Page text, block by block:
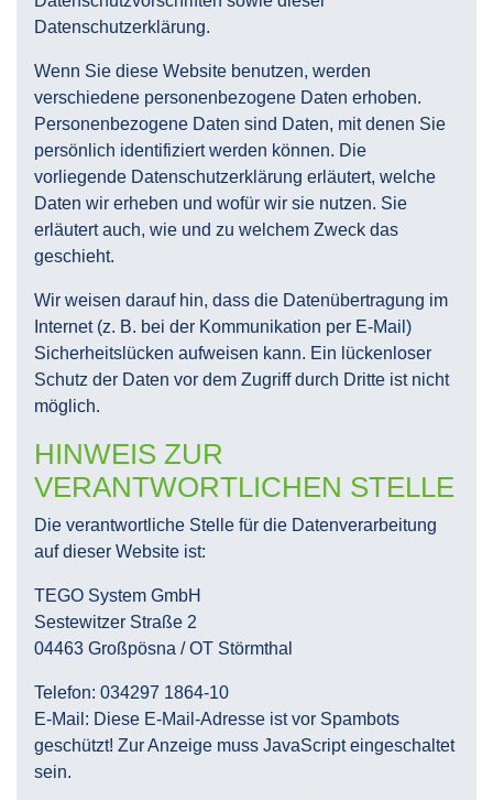
Datenschutzerklärung.
Wenn Sie diese Website benutzen, werden
verschiedene personenbezogene Daten erhoben.
Personenbezogene Daten sind Daten, mit denen Sie
persönlich identifiziert werden können. Die
vorliegende Datenschutzerklärung erläutert, welche
Daten wir erheben und wofür wir sie nutzen. Sie
erläutert auch, wie und zu welchem Zweck das
geschieht.
Wir weisen darauf hin, dass die Datenübertragung im
Internet (z. B. bei der Kommunikation per E-Mail)
Sicherheitslücken aufweisen kann. Ein lückenloser
Schutz der Daten vor dem Zugriff durch Dritte ist nicht
möglich.
HINWEIS ZUR
VERANTWORTLICHEN STELLE
Die verantwortliche Stelle für die Datenverarbeitung
auf dieser Website ist:
TEGO System GmbH
Sestewitzer Straße 2
04463 Großpösna / OT Störmthal
Telefon: 034297 1864-10
E-Mail: Diese E-Mail-Adresse ist vor Spambots
geschützt! Zur Anzeige muss JavaScript eingeschaltet
sein.